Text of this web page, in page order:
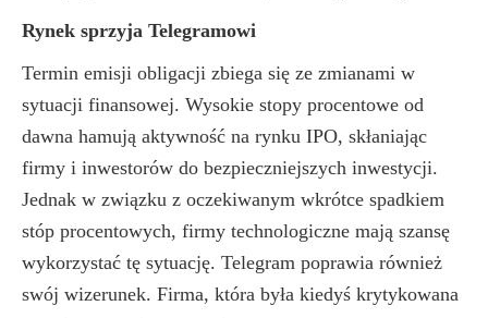
Rynek sprzyja Telegramowi
Termin emisji obligacji zbiega się ze zmianami w
sytuacji finansowej. Wysokie stopy procentowe od
dawna hamują aktywność na rynku IPO, skłaniając
firmy i inwestorów do bezpieczniejszych inwestycji.
Jednak w związku z oczekiwanym wkrótce spadkiem
stóp procentowych, firmy technologiczne mają szansę
wykorzystać tę sytuację. Telegram poprawia również
swój wizerunek. Firma, która była kiedyś krytykowana